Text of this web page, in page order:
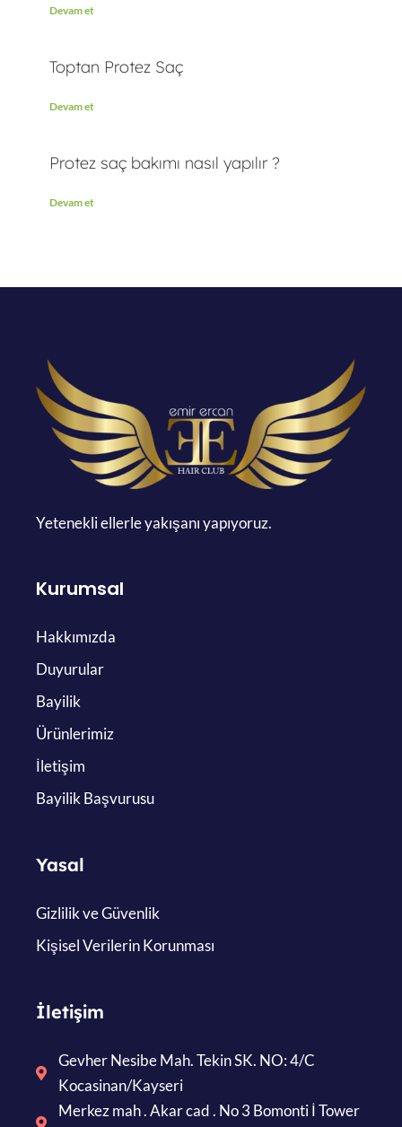
Devam et
Toptan Protez Saç
Devam et
Protez saç bakımı nasıl yapılır ?
Devam et
Yetenekli ellerle yakışanı yapıyoruz.
Kurumsal
Hakkımızda
Duyurular
Bayilik
Ürünlerimiz
İletişim
Bayilik Başvurusu
Yasal
Gizlilik ve Güvenlik
Kişisel Verilerin Korunması
İletişim
Gevher Nesibe Mah. Tekin SK. NO: 4/C
Kocasinan/Kayseri
Merkez mah . Akar cad . No 3 Bomonti İ Tower